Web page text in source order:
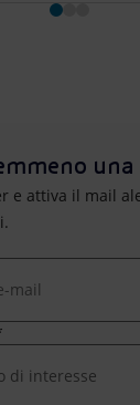
e attiva il mail
di interesse